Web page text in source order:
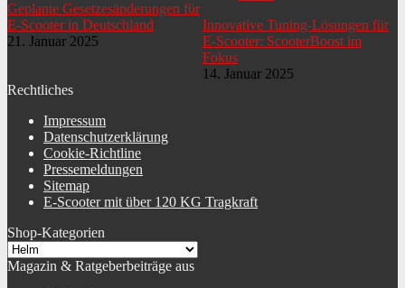
Geplante Gesetzesänderungen für
E-Scooter in Deutschland
21. Januar 2025
Innovative Tuning-Lösungen für
E-Scooter: ScooterBoost im
Fokus
14. Januar 2025
Rechtliches
Impressum
Datenschutzerklärung
Cookie-Richtline
Pressemeldungen
Sitemap
E-Scooter mit über 120 KG Tragkraft
Shop-Kategorien
Magazin & Ratgeberbeiträge aus